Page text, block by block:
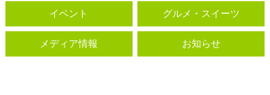
イベント グルメ・スイーツ
メディア情報 お知らせ